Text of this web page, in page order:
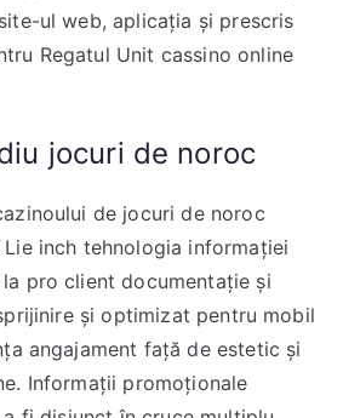
ul web, aplicația și prescris
Regatul Unit cassino online
jocuri de noroc
de jocuri de noroc
inch tehnologia informației
pro client documentație și
și optimizat pentru mobil
angajament față de estetic și
Informații promoționale